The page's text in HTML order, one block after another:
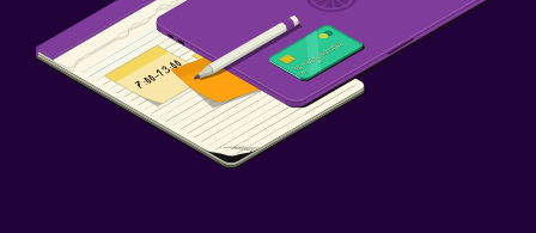
Bañera de hidromasaje
Lavandería
Plancha y tabla de planchar